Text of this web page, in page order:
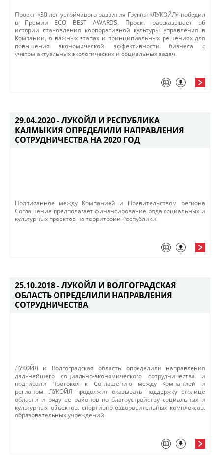
​Проект «30 лет устойчивого развития Группы «ЛУКОЙЛ» победил
в Премии ECO BEST AWARDS. ​Проект рассказывает об
истории становления корпоративной культуры управления в
Компании​, о важных этапах и принципиальных решениях для
повышения экономической эффективности бизнеса с
учетом актуальных экологических и социальных задач. ​
29.04.2020 -ЛУКОЙЛ И РЕСПУБЛИКА
КАЛМЫКИЯ ОПРЕДЕЛИЛИ НАПРАВЛЕНИЯ
СОТРУДНИЧЕСТВА НА 2020 ГОД
Подписанное между Компанией и Правительством региона
Соглашение предполагает финансирование ряда социальных и
культурных проектов на территории Республики.
25.10.2018 -ЛУКОЙЛ И ВОЛГОГРАДСКАЯ
ОБЛАСТЬ ОПРЕДЕЛИЛИ НАПРАВЛЕНИЯ
СОТРУДНИЧЕСТВА
​ЛУКОЙЛ и Волгоградская область определили направления
дальнейшего социально-экономического сотрудничества и
подписали Протокол к Соглашению между Компанией и
регионом. ЛУКОЙЛ продолжит оказывать поддержку столице
области и ряду ее районов по благоустройству социальных и
культурных объектов, спортивно-оздоровительных комплексов,
образовательных учреждений.